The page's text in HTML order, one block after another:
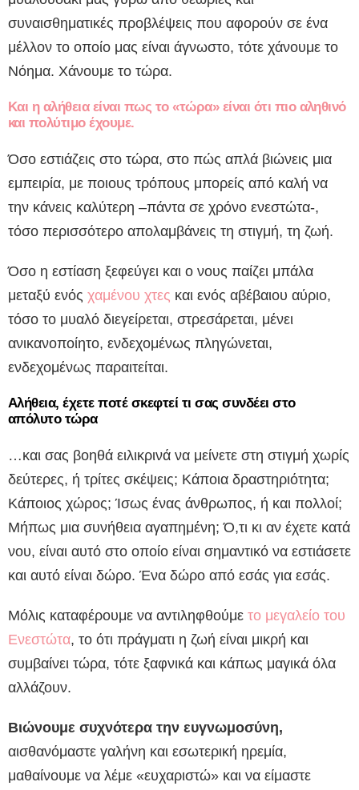
συναισθηματικές προβλέψεις που αφορούν σε ένα
μέλλον το οποίο μας είναι άγνωστο, τότε χάνουμε το
Νόημα. Χάνουμε το τώρα.
Και η αλήθεια είναι πως το «τώρα» είναι ότι πιο αληθινό
και πολύτιμο έχουμε.
Όσο εστιάζεις στο τώρα, στο πώς απλά βιώνεις μια
εμπειρία, με ποιους τρόπους μπορείς από καλή να
την κάνεις καλύτερη –πάντα σε χρόνο ενεστώτα-,
τόσο περισσότερο απολαμβάνεις τη στιγμή, τη ζωή.
Όσο η εστίαση ξεφεύγει και ο νους παίζει μπάλα
μεταξύ ενός χαμένου χτες και ενός αβέβαιου αύριο,
τόσο το μυαλό διεγείρεται, στρεσάρεται, μένει
ανικανοποίητο, ενδεχομένως πληγώνεται,
ενδεχομένως παραιτείται.
Αλήθεια, έχετε ποτέ σκεφτεί τι σας συνδέει στο
απόλυτο τώρα
…και σας βοηθά ειλικρινά να μείνετε στη στιγμή χωρίς
δεύτερες, ή τρίτες σκέψεις; Κάποια δραστηριότητα;
Κάποιος χώρος; Ίσως ένας άνθρωπος, ή και πολλοί;
Μήπως μια συνήθεια αγαπημένη; Ό,τι κι αν έχετε κατά
νου, είναι αυτό στο οποίο είναι σημαντικό να εστιάσετε
και αυτό είναι δώρο. Ένα δώρο από εσάς για εσάς.
Μόλις καταφέρουμε να αντιληφθούμε το μεγαλείο του
Ενεστώτα, το ότι πράγματι η ζωή είναι μικρή και
συμβαίνει τώρα, τότε ξαφνικά και κάπως μαγικά όλα
αλλάζουν.
Βιώνουμε συχνότερα την ευγνωμοσύνη,
αισθανόμαστε γαλήνη και εσωτερική ηρεμία,
μαθαίνουμε να λέμε «ευχαριστώ» και να είμαστε